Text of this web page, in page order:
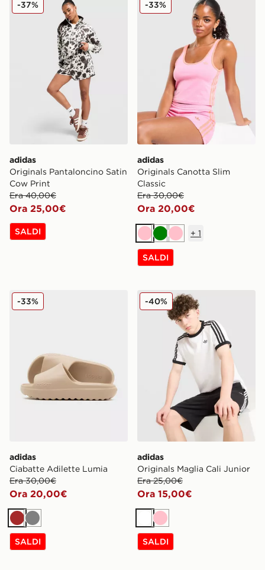
adidas
Originals Pantaloncino Satin
Cow Print
Era 40,00€
Ora 25,00€
-37%
SALDI
adidas
Originals Canotta Slim
Classic
Era 30,00€
Ora 20,00€
-33%
RosaVerdeRosa
+ 1
SALDI
adidas Ciabatte Adilette Lumia
adidas
Ciabatte Adilette Lumia
Era 30,00€
Ora 20,00€
-33%
Marrone
Grigio
SALDI
adidas Originals Maglia
adidas
Originals Maglia Cali Junior
Era 25,00€
Ora 15,00€
-40%
Bianco
Rosa
SALDI